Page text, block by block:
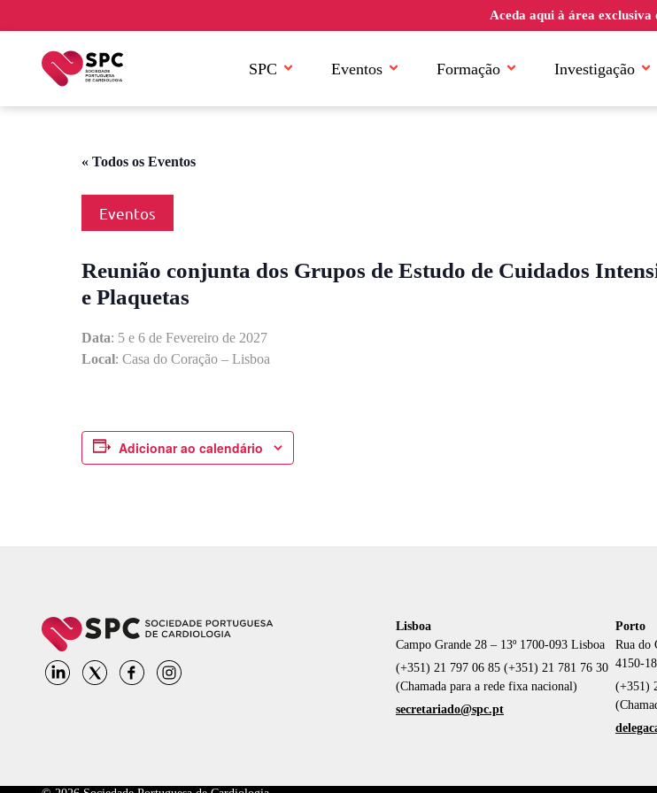
Aceda aqui à área exclusiva
SPC Eventos Formação Investigação
« Todos os Eventos
Eventos
Reunião conjunta dos Grupos de Estudo de Cuidados
e Plaquetas
Data: 5 e 6 de Fevereiro de 2027
Local: Casa do Coração – Lisboa
Adicionar ao calendário
Lisboa
Campo Grande 28 – 13º 1700-093 Lisboa
(+351) 21 797 06 85 (+351) 21 781 76 30
(Chamada para a rede fixa nacional)
secretariado@spc.pt
Porto
Rua do
4150-
(+351)